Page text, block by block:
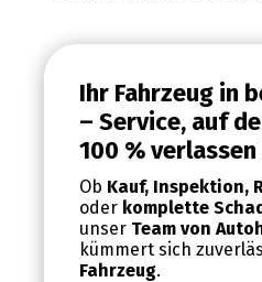
Ihr Fahrzeug in
– Service, auf
100 %
Ob Kauf, Inspektion,
oder komplette
unser Team von
kümmert sich
Fahrzeug.